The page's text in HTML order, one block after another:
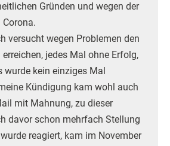
Gründen und wegen der
versucht wegen Problemen den
jedes Mal ohne Erfolg,
wurde kein einziges Mal
Kündigung kam wohl auch
mit Mahnung, zu dieser
davor schon mehrfach Stellung
reagiert, kam im November